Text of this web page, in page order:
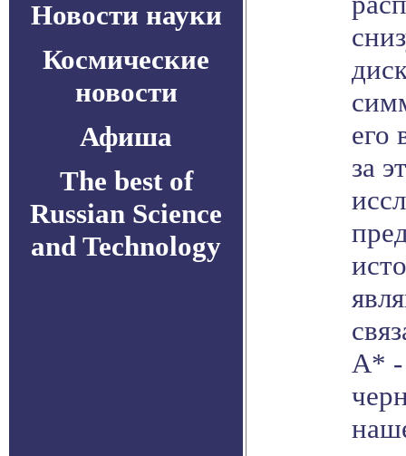
Новости науки
Космические
новости
Афиша
The best of
Russian Science
and Technology
его
за
А* -